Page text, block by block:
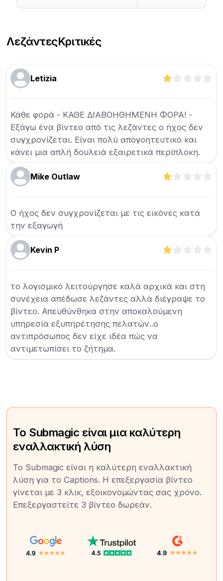
ΛεζάντεςΚριτικές
Letizia
Κάθε φορά - ΚΑΘΕ ΔΙΑΒΟΗΘΗΜΕΝΗ ΦΟΡΑ! -
Εξάγω ένα βίντεο από τις λεζάντες ο ήχος δεν
συγχρονίζεται. Είναι πολύ απογοητευτικό και
κάνει μια απλή δουλειά εξαιρετικά περίπλοκη.
Mike Outlaw
Ο ήχος δεν συγχρονίζεται με τις εικόνες κατά
την εξαγωγή
Kevin P
το λογισμικό λειτούργησε καλά αρχικά και στη
συνέχεια απέδωσε λεζάντες αλλά διέγραψε το
βίντεο. Απευθύνθηκα στην αποκαλούμενη
υπηρεσία εξυπηρέτησης πελατών..ο
αντιπρόσωπος δεν είχε ιδέα πώς να
αντιμετωπίσει το ζήτημα.
Το Submagic είναι μια καλύτερη
εναλλακτική λύση
Το Submagic είναι η καλύτερη εναλλακτική
λύση για το Captions. Η επεξεργασία βίντεο
γίνεται με 3 κλικ, εξοικονομώντας σας χρόνο.
Επεξεργαστείτε 3 βίντεο δωρεάν.